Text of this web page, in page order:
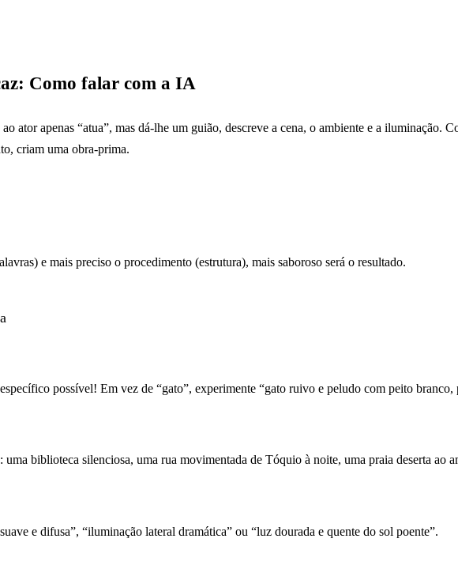
Como falar com a IA
ator apenas “atua”, mas dá-lhe um guião, descreve a cena, o ambiente e a
criam uma obra-prima.
e mais preciso o procedimento (estrutura), mais saboroso será o resultado.
possível! Em vez de “gato”, experimente “gato ruivo e peludo com peito branco,
biblioteca silenciosa, uma rua movimentada de Tóquio à noite, uma praia deserta ao
e difusa”, “iluminação lateral dramática” ou “luz dourada e quente do sol poente”.